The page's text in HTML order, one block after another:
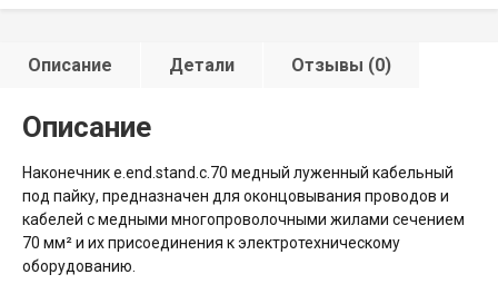
Описание Детали Отзывы (0)
Описание
Наконечник e.end.stand.c.70 медный луженный кабельный
под пайку, предназначен для оконцовывания проводов и
кабелей с медными многопроволочными жилами сечением
70 мм² и их присоединения к электротехническому
оборудованию.